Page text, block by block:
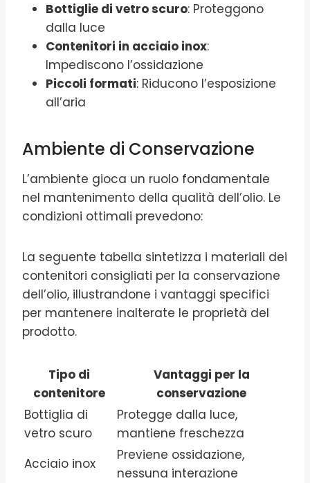
Bottiglie di vetro scuro: Proteggono
dalla luce
Contenitori in acciaio inox:
Impediscono l’ossidazione
Piccoli formati: Riducono l’esposizione
all’aria
Ambiente di Conservazione
L’ambiente gioca un ruolo fondamentale
nel mantenimento della qualità dell’olio. Le
condizioni ottimali prevedono:
La seguente tabella sintetizza i materiali dei
contenitori consigliati per la conservazione
dell’olio, illustrandone i vantaggi specifici
per mantenere inalterate le proprietà del
prodotto.
Tipo di
contenitore
Vantaggi per la
conservazione
Bottiglia di
vetro scuro
Protegge dalla luce,
mantiene freschezza
Acciaio inox
Previene ossidazione,
nessuna interazione